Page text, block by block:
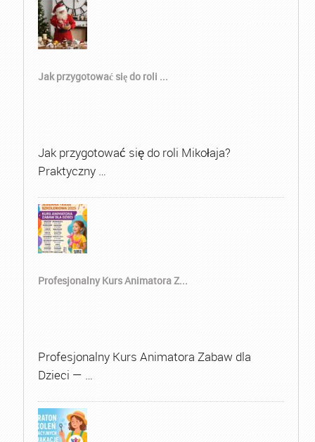
Jak przygotować się do roli ...
Jak przygotować się do roli Mikołaja?
Praktyczny …
Profesjonalny Kurs Animatora Z...
Profesjonalny Kurs Animatora Zabaw dla
Dzieci — …